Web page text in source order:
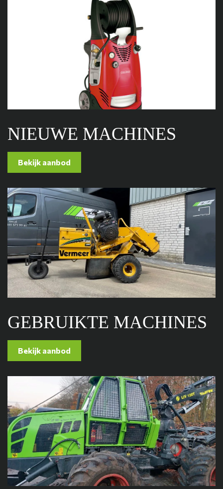
NIEUWE MACHINES
Bekijk aanbod
GEBRUIKTE MACHINES
Bekijk aanbod